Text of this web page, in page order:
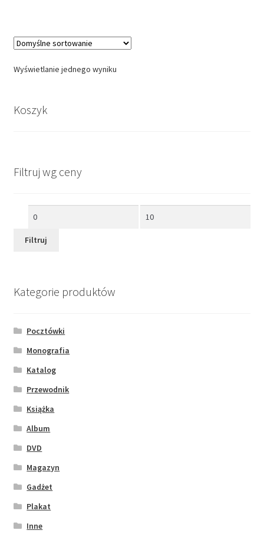
Wyświetlanie jednego wyniku
Koszyk
Filtruj wg ceny
Cena
Cena
Filtruj
Kategorie produktów
Pocztówki
Monografia
Katalog
Przewodnik
Książka
Album
DVD
Magazyn
Gadżet
Plakat
Inne